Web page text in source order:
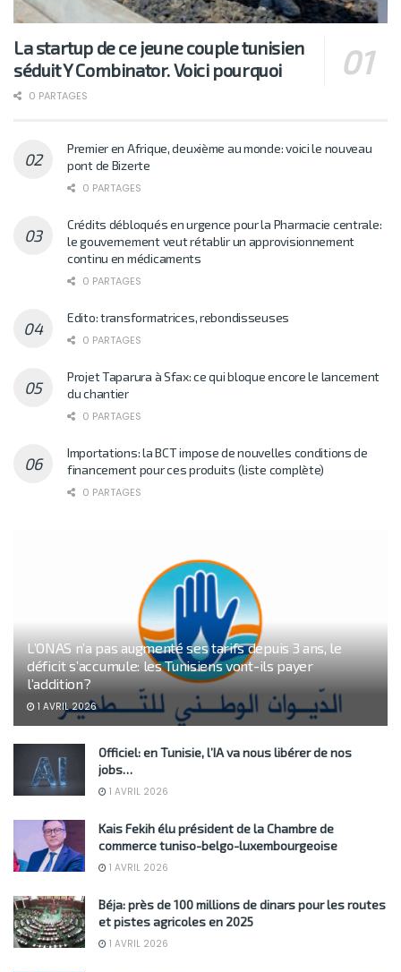
La startup de ce jeune couple tunisien
séduit Y Combinator. Voici pourquoi
0 PARTAGES
Premier en Afrique, deuxième au monde: voici le nouveau
pont de Bizerte
0 PARTAGES
Crédits débloqués en urgence pour la Pharmacie centrale:
le gouvernement veut rétablir un approvisionnement
continu en médicaments
0 PARTAGES
Edito: transformatrices, rebondisseuses
0 PARTAGES
Projet Taparura à Sfax: ce qui bloque encore le lancement
du chantier
0 PARTAGES
Importations: la BCT impose de nouvelles conditions de
financement pour ces produits (liste complète)
0 PARTAGES
L’ONAS n’a pas augmenté ses tarifs depuis 3 ans, le
déficit s’accumule: les Tunisiens vont-ils payer
l’addition?
1 AVRIL 2026
Officiel: en Tunisie, l’IA va nous libérer de nos
jobs…
1 AVRIL 2026
Kais Fekih élu président de la Chambre de
commerce tuniso-belgo-luxembourgeoise
1 AVRIL 2026
Béja: près de 100 millions de dinars pour les routes
et pistes agricoles en 2025
1 AVRIL 2026